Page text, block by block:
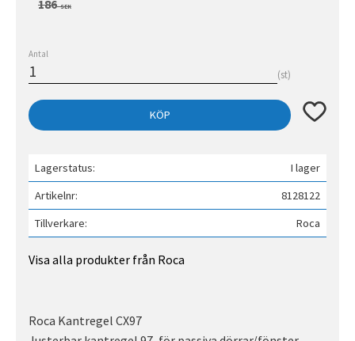
Ordinarie pris:
186SEK
Antal
st
KÖP Lägg till
Lagerstatus
I lager
Artikelnr
8128122
Tillverkare
Roca
Visa alla produkter från Roca
Roca Kantregel CX97